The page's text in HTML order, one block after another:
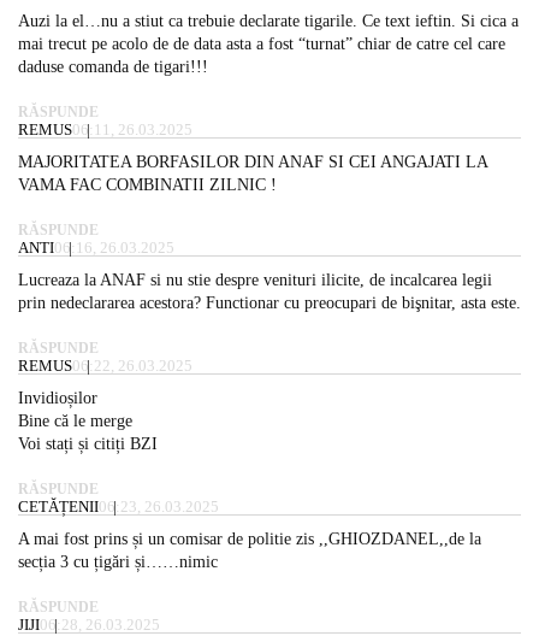
Auzi la el…nu a stiut ca trebuie declarate tigarile. Ce text ieftin. Si cica a
mai trecut pe acolo de de data asta a fost “turnat” chiar de catre cel care
daduse comanda de tigari!!!
RĂSPUNDE
REMUS06:11, 26.03.2025
MAJORITATEA BORFASILOR DIN ANAF SI CEI ANGAJATI LA
VAMA FAC COMBINATII ZILNIC !
RĂSPUNDE
ANTI06:16, 26.03.2025
Lucreaza la ANAF si nu stie despre venituri ilicite, de incalcarea legii
prin nedeclararea acestora? Functionar cu preocupari de bişnitar, asta este.
RĂSPUNDE
REMUS06:22, 26.03.2025
Invidioșilor
Bine că le merge
Voi stați și citiți BZI
RĂSPUNDE
CETĂȚENII06:23, 26.03.2025
A mai fost prins și un comisar de politie zis ,,GHIOZDANEL,,de la
secția 3 cu țigări și……nimic
RĂSPUNDE
JIJI06:28, 26.03.2025